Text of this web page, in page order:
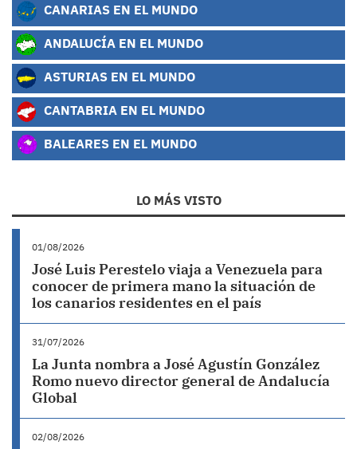
CANARIAS EN EL MUNDO
ANDALUCÍA EN EL MUNDO
ASTURIAS EN EL MUNDO
CANTABRIA EN EL MUNDO
BALEARES EN EL MUNDO
LO MÁS VISTO
01/08/2026
José Luis Perestelo viaja a Venezuela para
conocer de primera mano la situación de
los canarios residentes en el país
31/07/2026
La Junta nombra a José Agustín González
Romo nuevo director general de Andalucía
Global
02/08/2026